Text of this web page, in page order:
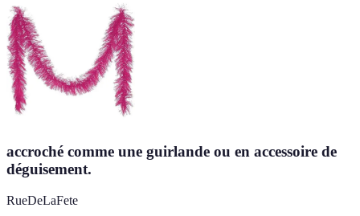
accroché comme une guirlande ou en accessoire de
déguisement.
RueDeLaFete